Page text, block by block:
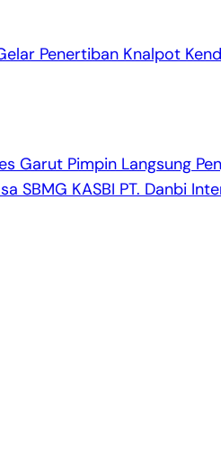
Penertiban Knalpot
Garut Pimpin Langsung
SBMG KASBI PT. Danbi